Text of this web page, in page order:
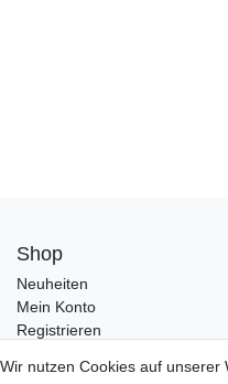
Shop
Neuheiten
Mein Konto
Registrieren
Wir nutzen Cookies auf unserer